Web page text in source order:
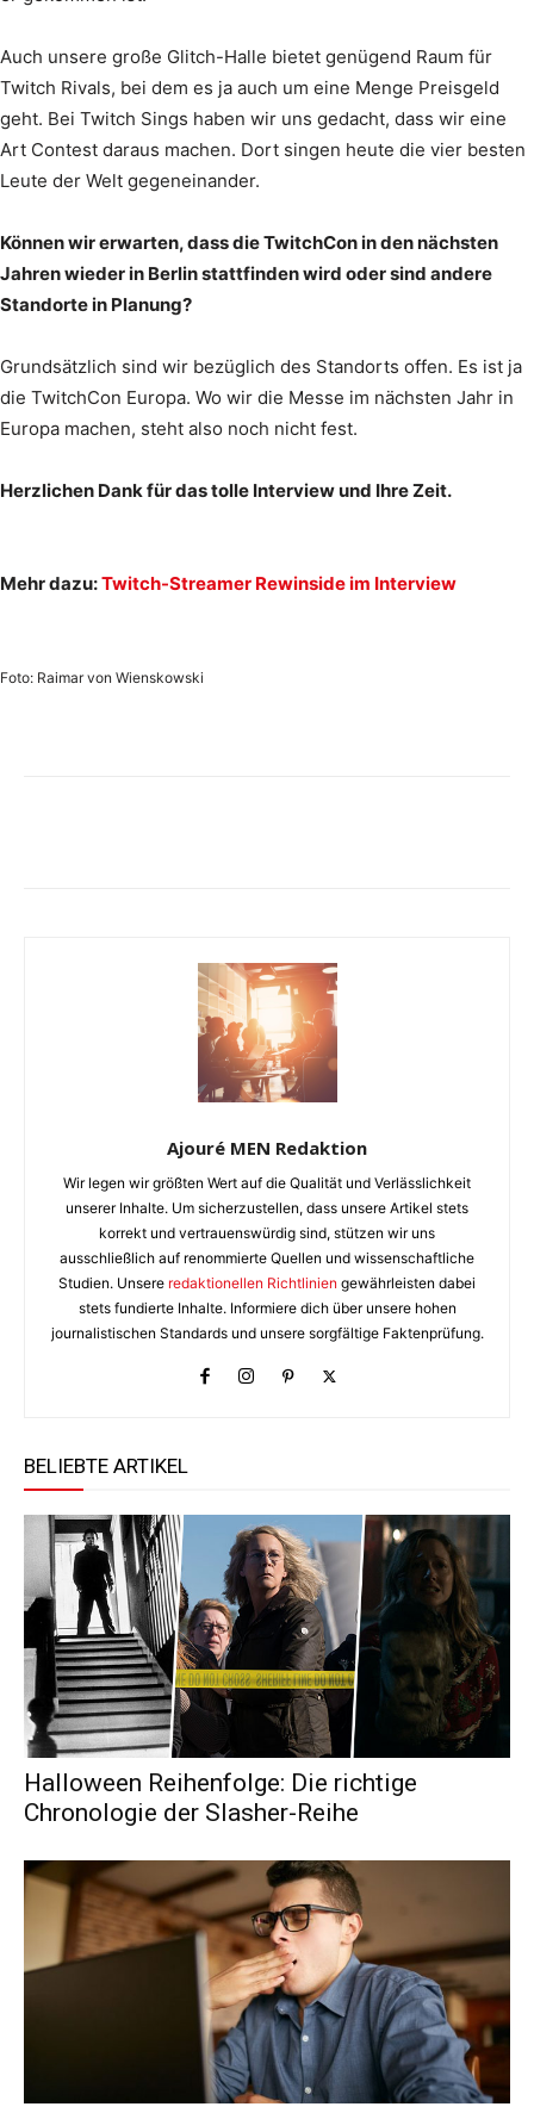
Auch unsere große Glitch-Halle bietet genügend Raum für
Twitch Rivals, bei dem es ja auch um eine Menge Preisgeld
geht. Bei Twitch Sings haben wir uns gedacht, dass wir eine
Art Contest daraus machen. Dort singen heute die vier besten
Leute der Welt gegeneinander.
Können wir erwarten, dass die TwitchCon in den nächsten
Jahren wieder in Berlin stattfinden wird oder sind andere
Standorte in Planung?
Grundsätzlich sind wir bezüglich des Standorts offen. Es ist ja
die TwitchCon Europa. Wo wir die Messe im nächsten Jahr in
Europa machen, steht also noch nicht fest.
Herzlichen Dank für das tolle Interview und Ihre Zeit.
Mehr dazu:Twitch-Streamer Rewinside im Interview
Foto: Raimar von Wienskowski
Ajouré MEN Redaktion
Wir legen wir größten Wert auf die Qualität und Verlässlichkeit
unserer Inhalte. Um sicherzustellen, dass unsere Artikel stets
korrekt und vertrauenswürdig sind, stützen wir uns
ausschließlich auf renommierte Quellen und wissenschaftliche
Studien. Unsere redaktionellen Richtlinien gewährleisten dabei
stets fundierte Inhalte. Informiere dich über unsere hohen
journalistischen Standards und unsere sorgfältige Faktenprüfung.
BELIEBTE ARTIKEL
Halloween Reihenfolge: Die richtige
Chronologie der Slasher-Reihe